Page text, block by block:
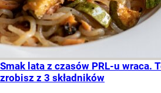
Smak lata z czasów PRL-u wraca.
zrobisz z 3 składników